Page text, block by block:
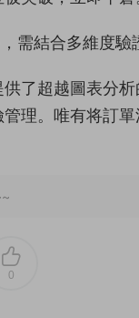
需結合多維度驗
了超越圖表分
理。唯有将訂
0